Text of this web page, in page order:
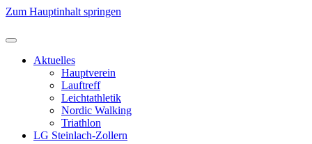
Zum Hauptinhalt springen
Aktuelles
Hauptverein
Lauftreff
Leichtathletik
Nordic Walking
Triathlon
LG Steinlach-Zollern